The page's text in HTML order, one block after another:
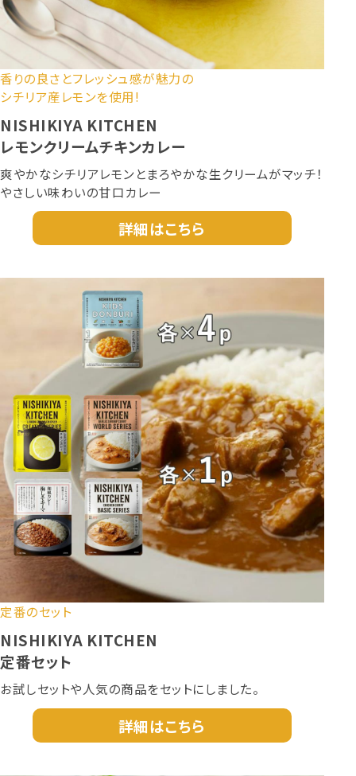
香りの良さとフレッシュ感が魅力の
シチリア産レモンを使用!
NISHIKIYA KITCHEN
レモンクリームチキンカレー
爽やかなシチリアレモンとまろやかな生クリームがマッチ！
やさしい味わいの甘口カレー
詳細はこちら
定番のセット
NISHIKIYA KITCHEN
定番セット
お試しセットや人気の商品をセットにしました。
詳細はこちら